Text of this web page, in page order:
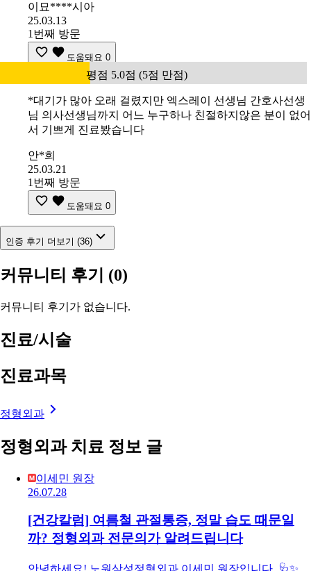
이묘****시아
25.03.13
1번째 방문
도움돼요 0
평점 5.0점 (5점 만점)
*대기가 많아 오래 걸렸지만 엑스레이 선생님 간호사선생
님 의사선생님까지 어느 누구하나 친절하지않은 분이 없어
서 기쁘게 진료봤습니다
안*희
25.03.21
1번째 방문
도움돼요 0
인증 후기 더보기 (36)
커뮤니티 후기 (0)
커뮤니티 후기가 없습니다.
진료/시술
진료과목
정형외과
정형외과 치료 정보 글
이세민 원장
26.07.28
[건강칼럼] 여름철 관절통증, 정말 습도 때문일
까? 정형외과 전문의가 알려드립니다